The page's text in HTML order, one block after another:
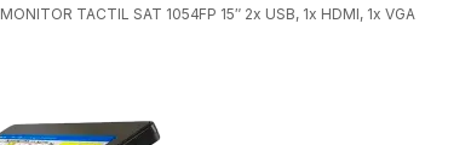
MONITOR TACTIL SAT 1054FP 15″ 2x USB, 1x HDMI, 1x VGA